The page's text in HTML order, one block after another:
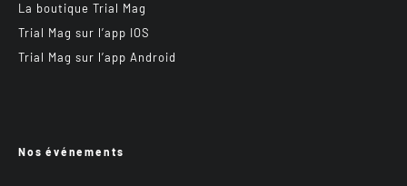
La boutique Trial Mag
Trial Mag sur l’app IOS
Trial Mag sur l’app Android
Nos événements